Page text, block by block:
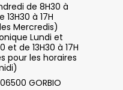
de 8H30 à
13H30 à 17H
Mercredis)
Lundi et
et de 13H30 à 17H
pour les horaires
GORBIO